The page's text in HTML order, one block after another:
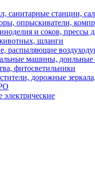
санитарные станции,
опрыскиватели,
и соков, прессы
шланги
машины, доильные
фитосветильники
дорожные
электрические